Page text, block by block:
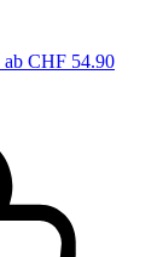
ab CHF 54.90